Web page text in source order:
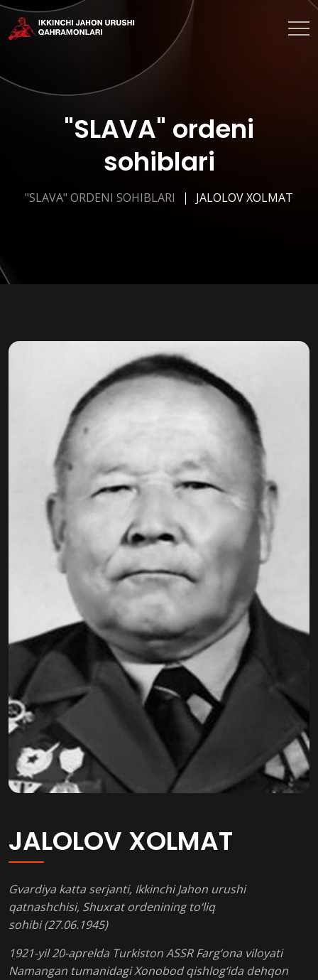
"SLAVA" ordeni
sohiblari
"SLAVA" ORDENI SOHIBLARI JALOLOV XOLMAT
JALOLOV XOLMAT
Gvardiya katta serjanti, Ikkinchi Jahon urushi
qatnashchisi, Shuxrat ordenining to‘liq
sohibi (27.06.1945)
1921-yil 20-aprelda Turkiston ASSR Farg‘ona viloyati
Namangan tumanidagi Xonobod qishlog‘ida dehqon